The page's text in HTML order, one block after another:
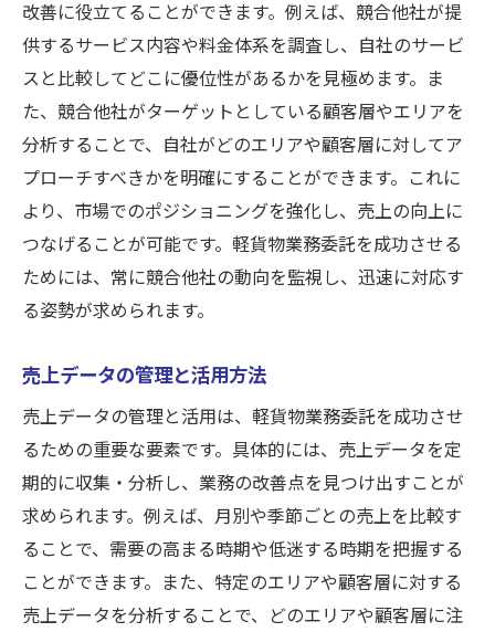
コスト削減のための事務手数料管理
事務手数料の比較検討方法
改善に役立てることができます。例えば、競合他社が提
供するサービス内容や料金体系を調査し、自社のサービ
スと比較してどこに優位性があるかを見極めます。ま
た、競合他社がターゲットとしている顧客層やエリアを
分析することで、自社がどのエリアや顧客層に対してア
プローチすべきかを明確にすることができます。これに
より、市場でのポジショニングを強化し、売上の向上に
つなげることが可能です。軽貨物業務委託を成功させる
ためには、常に競合他社の動向を監視し、迅速に対応す
る姿勢が求められます。
売上データの管理と活用方法
売上データの管理と活用は、軽貨物業務委託を成功させ
るための重要な要素です。具体的には、売上データを定
期的に収集・分析し、業務の改善点を見つけ出すことが
求められます。例えば、月別や季節ごとの売上を比較す
ることで、需要の高まる時期や低迷する時期を把握する
ことができます。また、特定のエリアや顧客層に対する
売上データを分析することで、どのエリアや顧客層に注